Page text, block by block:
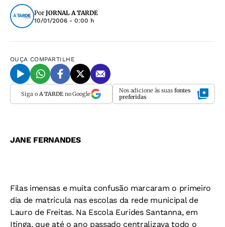
Por JORNAL A TARDE
10/01/2006 - 0:00 h
OUÇA COMPARTILHE
Siga o A TARDEno Google Nos adicione às suas fontes
preferidas
JANE FERNANDES
Filas imensas e muita confusão marcaram o primeiro
dia de matrícula nas escolas da rede municipal de
Lauro de Freitas. Na Escola Eurides Santanna, em
Itinga, que até o ano passado centralizava todo o